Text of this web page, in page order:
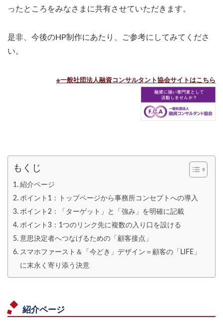
ったところをみなさまに共有させていただきます。
是非、今後のHP制作にあたり、ご参考にしてみてくださ
い。
※一般社団法人融資コンサルタント協会サイトはこちら
もくじ
紹介ページ
ポイント1：トップページから事務所コンセプトへの導入
ポイント2：「ターゲット」と「強み」を明確に記載
ポイント3：1つのリンク先に複数の入り口を設ける
意思決定者へつなげるための「顧客接点」
スマホファースト＆「今どき」デザイン＝顧客の「LIFE」
に末永く寄り添う決意
紹介ページ